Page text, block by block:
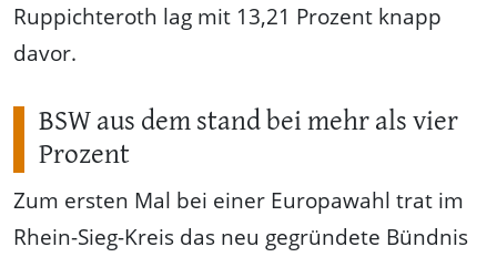
Ruppichteroth lag mit 13,21 Prozent knapp
davor.
BSW aus dem stand bei mehr als vier
Prozent
Zum ersten Mal bei einer Europawahl trat im
Rhein-Sieg-Kreis das neu gegründete Bündnis